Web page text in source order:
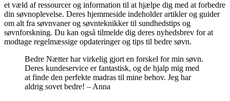
et væld af ressourcer og information til at hjælpe dig med at forbedre
din søvnoplevelse. Deres hjemmeside indeholder artikler og guider
om alt fra søvnvaner og søvnteknikker til sundhedstips og
søvnforskning. Du kan også tilmelde dig deres nyhedsbrev for at
modtage regelmæssige opdateringer og tips til bedre søvn.
Bedre Nætter har virkelig gjort en forskel for min søvn.
Deres kundeservice er fantastisk, og de hjalp mig med
at finde den perfekte madras til mine behov. Jeg har
aldrig sovet bedre! – Anna